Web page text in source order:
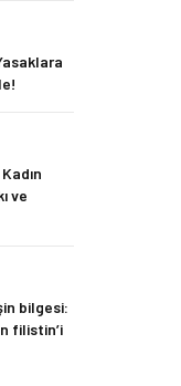
ve
bilgesi:
filistin’i